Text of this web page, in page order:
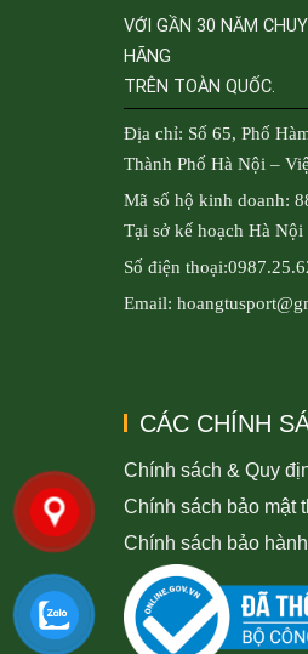
VỚI GẦN 30 NĂM
HÃNG
TRÊN TOÀN QUỐC.
Địa chỉ: Số 65, Phố
Thành Phố Hà Nội –
Mã số hộ kinh doanh:
Tại sở kế hoạch Hà Nội
Số điện
Email:
CÁC CHÍNH
Chính sách & Quy
Chính sách bảo mật
Chính sách bảo hành